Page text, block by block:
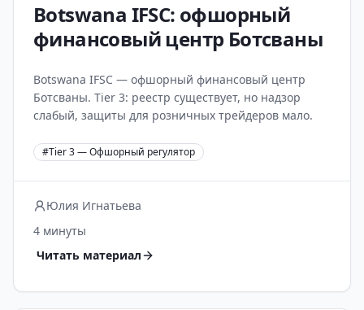
Botswana IFSC: офшорный
финансовый центр Ботсваны
Botswana IFSC — офшорный финансовый центр
Ботсваны. Tier 3: реестр существует, но надзор
слабый, защиты для розничных трейдеров мало.
#Tier 3 — Офшорный регулятор
Юлия Игнатьева
4 минуты
Читать материал